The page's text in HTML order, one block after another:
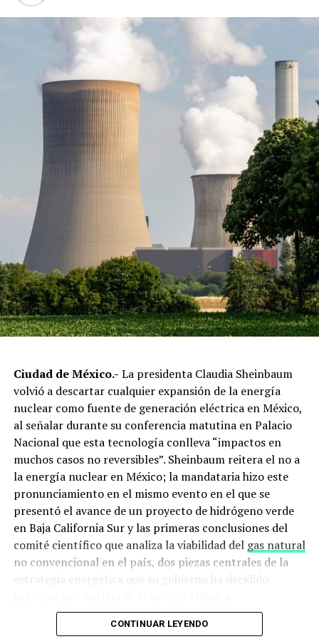
cualquier acuerdo
Los equipos negociadores han identificado al menos tres
nodos de tensión que han resultado imposibles de
desanudar hasta ahora.
El primero es el control del Estrecho de Ormuz.
Washington exige garantías de libre tránsito energético
bajo supervisión internacional, mientras Teherán
sostiene que cualquier mecanismo de ese tipo
equivaldría a ceder soberanía sobre aguas que considera
estratégicas. Para Irán, la capacidad de cerrar Ormuz no
es solo una herramienta militar: es su principal carta de
disuasión frente a la superioridad convencional
estadounidense.
El segundo eje es el programa nuclear y de misiles. La
administración Trump ha insistido en que cualquier
alivio de sanciones debe ir acompañado de inspecciones
ampliasy restricciones al enriquecimiento de uranio, así
alcance. Teherán rechaza estas condiciones señalando
que atentan contra su seguridad estratégica,
especialmente en un momento en que su aparato de
defensa está debilitado por años de guerra y sanciones.
El tercer punto en disputa es la red regional de aliados
iraníes. Estados Unidos ha planteado que Irán reduzca
su apoyo aHezboláy a otras milicias activas en Líbano,
Iraq, Yemen y Siria. Para Teherán, sin embargo, ese
entramado de actores no estatales representa el núcleo
de su doctrina de disuasión ampliada, y su desmontaje
en esta etapa equivaldría a negociar desde una posición
de debilidad total.
fracaso del “pacto limitado”
Ciudad de México.- La presidenta Claudia Sheinbaum
volvió a descartar cualquier expansión de la energía
nuclear como fuente de generación eléctrica en México,
al señalar durante su conferencia matutina en Palacio
Nacional que esta tecnología conlleva “impactos en
muchos casos no reversibles”. Sheinbaum reitera el no a
la energía nuclear en México; la mandataria hizo este
pronunciamiento en el mismo evento en el que se
presentó el avance de un proyecto de hidrógeno verde
en Baja California Sur y las primeras conclusiones del
comité científico que analiza la viabilidad del gas natural
no convencional en el país, dos piezas centrales de la
estrategia energética que su gobierno ha decidido
Con esta declaración, Sheinbaum confirmó una postura
CONTINUAR LEYENDO